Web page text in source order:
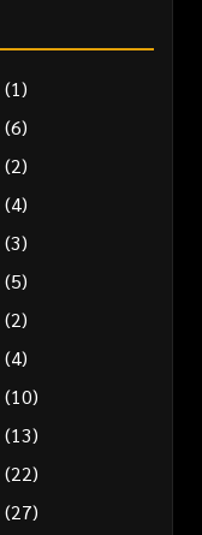
(1)
(6)
(2)
(4)
(3)
(5)
(2)
(4)
(10)
(13)
(22)
(27)